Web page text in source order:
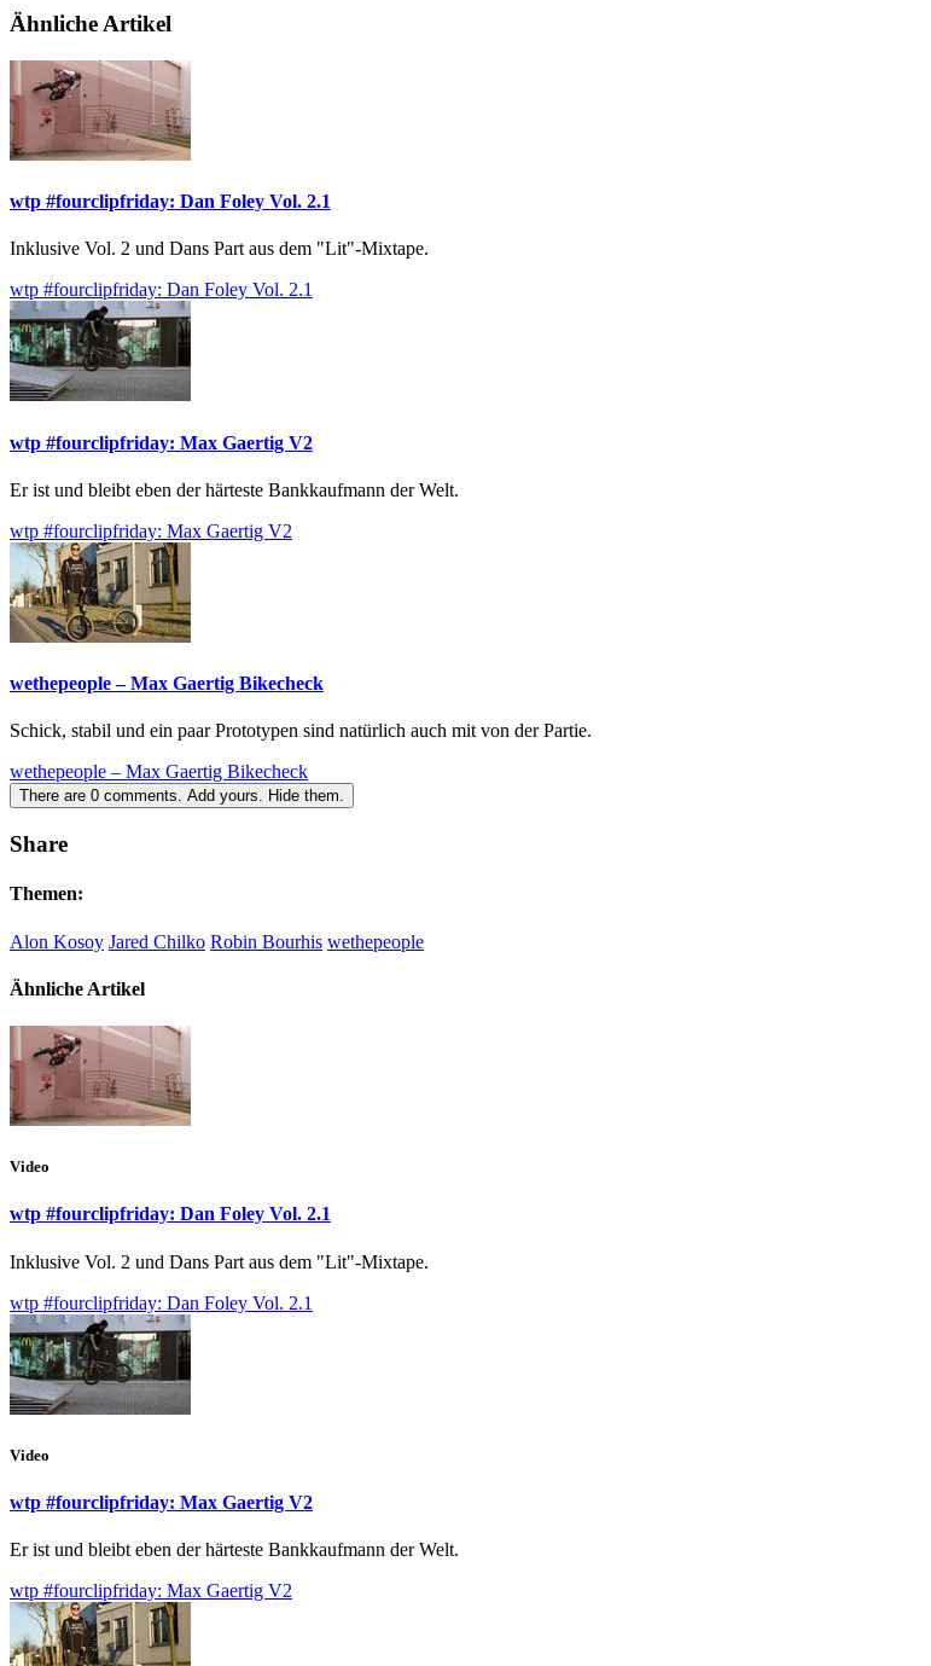
Ähnliche Artikel
wtp #fourclipfriday: Dan Foley Vol. 2.1
Inklusive Vol. 2 und Dans Part aus dem "Lit"-Mixtape.
wtp #fourclipfriday: Dan Foley Vol. 2.1
wtp #fourclipfriday: Max Gaertig V2
Er ist und bleibt eben der härteste Bankkaufmann der Welt.
wtp #fourclipfriday: Max Gaertig V2
wethepeople – Max Gaertig Bikecheck
Schick, stabil und ein paar Prototypen sind natürlich auch mit von der Partie.
wethepeople – Max Gaertig Bikecheck
There are 0 comments. Add yours. Hide them.
Share
Themen:
Alon Kosoy Jared Chilko Robin Bourhis wethepeople
Ähnliche Artikel
Video
wtp #fourclipfriday: Dan Foley Vol. 2.1
Inklusive Vol. 2 und Dans Part aus dem "Lit"-Mixtape.
wtp #fourclipfriday: Dan Foley Vol. 2.1
Video
wtp #fourclipfriday: Max Gaertig V2
Er ist und bleibt eben der härteste Bankkaufmann der Welt.
wtp #fourclipfriday: Max Gaertig V2